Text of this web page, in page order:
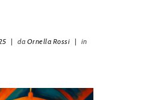
| da Ornella Rossi | in